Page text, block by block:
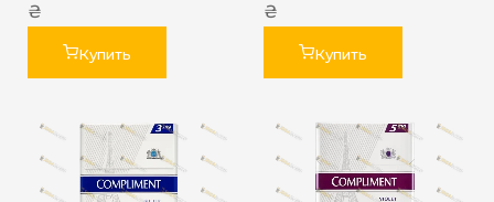
₴
Купить
₴
Купить